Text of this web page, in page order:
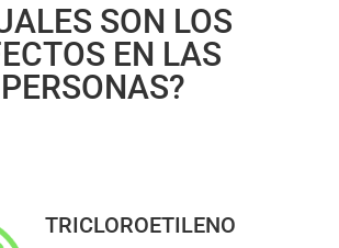
SON LOS
EN LAS
PERSONAS?
TRICLOROETILENO